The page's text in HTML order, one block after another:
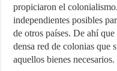
propiciaron el
independientes posibles
de otros países. De ahí
densa red de colonias que
aquellos bienes necesarios.